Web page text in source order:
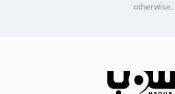
otherwise.